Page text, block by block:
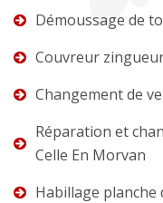
Démoussage de
Couvreur
Changement de
Réparation et
Celle En Morvan
Habillage planche